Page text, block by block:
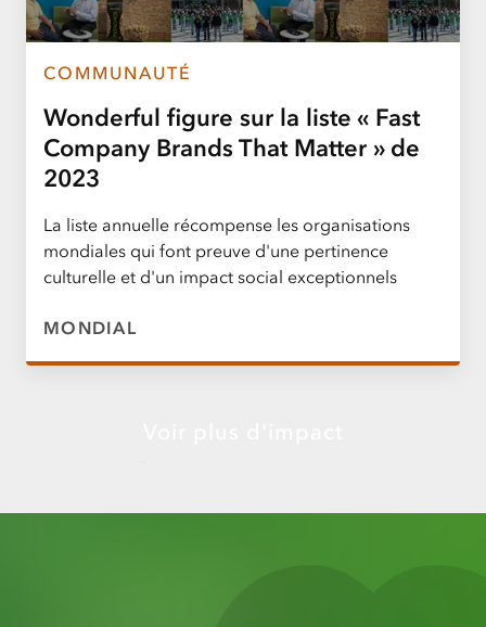
COMMUNAUTÉ
Wonderful figure sur la liste « Fast
Company Brands That Matter » de
2023
La liste annuelle récompense les organisations
mondiales qui font preuve d'une pertinence
culturelle et d'un impact social exceptionnels
MONDIAL